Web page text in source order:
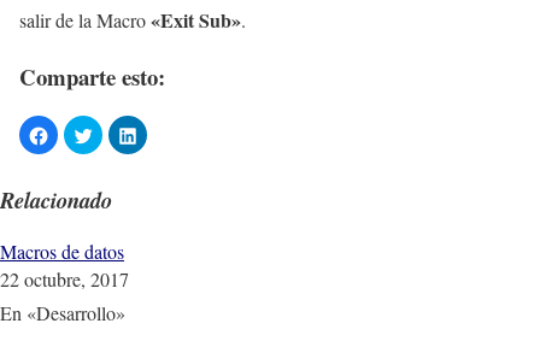
salir de la Macro«Exit Sub».
Comparte esto:
Relacionado
Macros de datos
22 octubre, 2017
En «Desarrollo»